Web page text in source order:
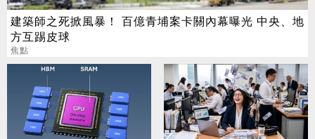
建築師之死掀風暴！ 百億青埔案卡關內幕曝光 中央、地
方互踢皮球
焦點